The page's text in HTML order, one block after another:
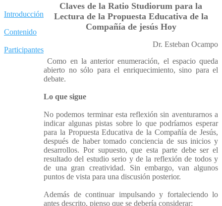
Introducción
Contenido
Participantes
Claves de la Ratio Studiorum para la
Lectura de la Propuesta Educativa de la
Compañía de jesús Hoy
Dr. Esteban Ocampo
Como en la anterior enumeración, el espacio queda
abierto no sólo para el enriquecimiento, sino para el
debate.
Lo que sigue
No podemos terminar esta reflexión sin aventurarnos a
indicar algunas pistas sobre lo que podríamos esperar
para la Propuesta Educativa de la Compañía de Jesús,
después de haber tomado conciencia de sus inicios y
desarrollos. Por supuesto, que esta parte debe ser el
resultado del estudio serio y de la reflexión de todos y
de una gran creatividad. Sin embargo, van algunos
puntos de vista para una discusión posterior.
Además de continuar impulsando y fortaleciendo lo
antes descrito, pienso que se debería considerar: